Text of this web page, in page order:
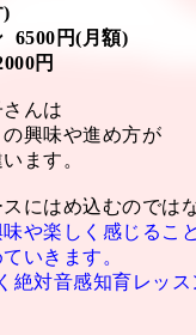
)
6500円(月額)
円
んは
興味や進め方が
ます。
にはめ込むのでは
や楽しく感じるこ
いきます。
絶対音感知育レッ